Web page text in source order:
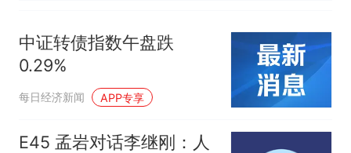
中证转债指数午盘跌
0.29%
每日经济新闻 APP专享
E45 孟岩对话李继刚：人